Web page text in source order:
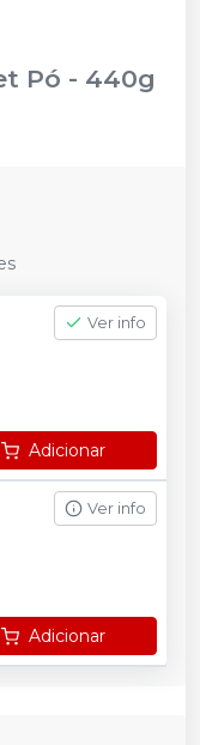
Pó - 440g
Ver info
Adicionar
Ver info
Adicionar